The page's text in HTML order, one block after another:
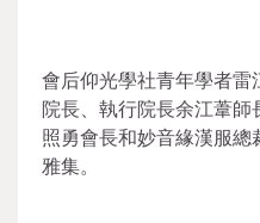
會后仰光學社青年學者
院長、執行院長余江葦
照勇會長和妙音緣漢服總
雅集。